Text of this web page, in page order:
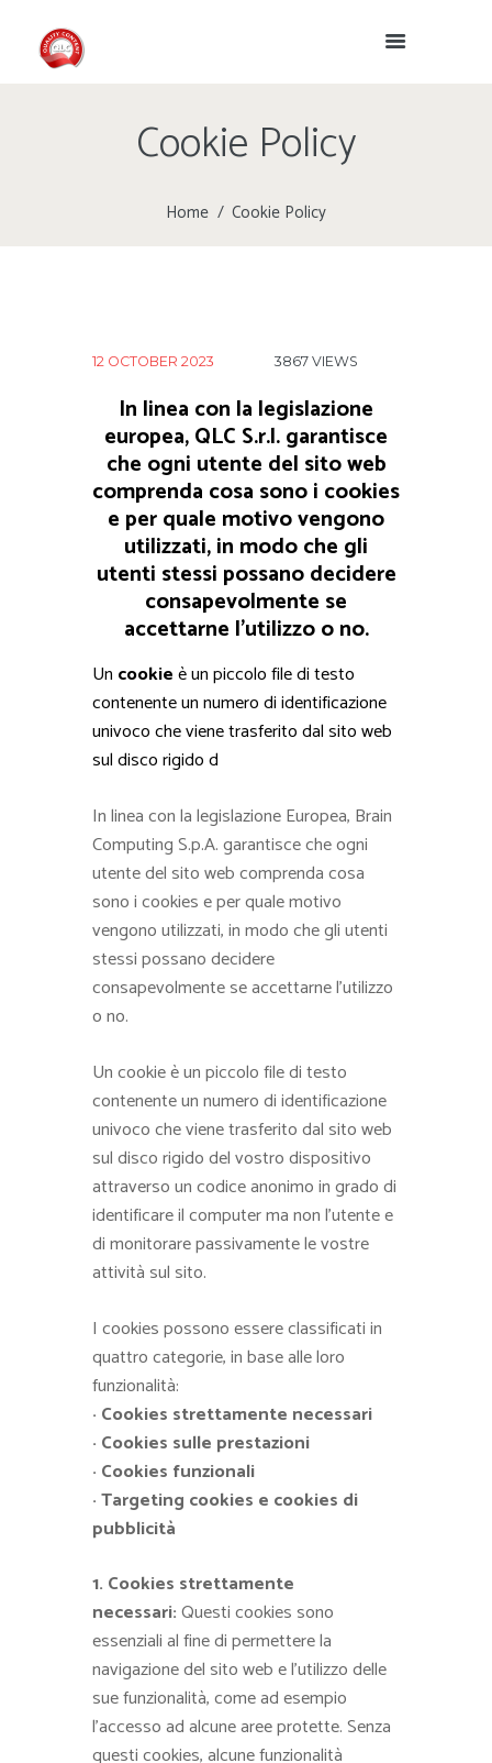
Cookie Policy
Home Cookie Policy
12 OCTOBER 2023 3867VIEWS
In linea con la legislazione
europea, QLC S.r.l. garantisce
che ogni utente del sito web
comprenda cosa sono i cookies
e per quale motivo vengono
utilizzati, in modo che gli
utenti stessi possano decidere
consapevolmente se
accettarne l’utilizzo o no.
Un cookieè un piccolo file di testo
contenente un numero di identificazione
univoco che viene trasferito dal sito web
sul disco rigido d
In linea con la legislazione Europea, Brain
Computing S.p.A. garantisce che ogni
utente del sito web comprenda cosa
sono i cookies e per quale motivo
vengono utilizzati, in modo che gli utenti
stessi possano decidere
consapevolmente se accettarne l’utilizzo
o no.
Un cookie è un piccolo file di testo
contenente un numero di identificazione
univoco che viene trasferito dal sito web
sul disco rigido del vostro dispositivo
attraverso un codice anonimo in grado di
identificare il computer ma non l’utente e
di monitorare passivamente le vostre
attività sul sito.
I cookies possono essere classificati in
quattro categorie, in base alle loro
funzionalità:
· Cookies strettamente necessari
· Cookies sulle prestazioni
· Cookies funzionali
· Targeting cookies e cookies di
pubblicità
1. Cookies strettamente
necessari:Questi cookies sono
essenziali al fine di permettere la
navigazione del sito web e l’utilizzo delle
sue funzionalità, come ad esempio
l’accesso ad alcune aree protette. Senza
questi cookies, alcune funzionalità